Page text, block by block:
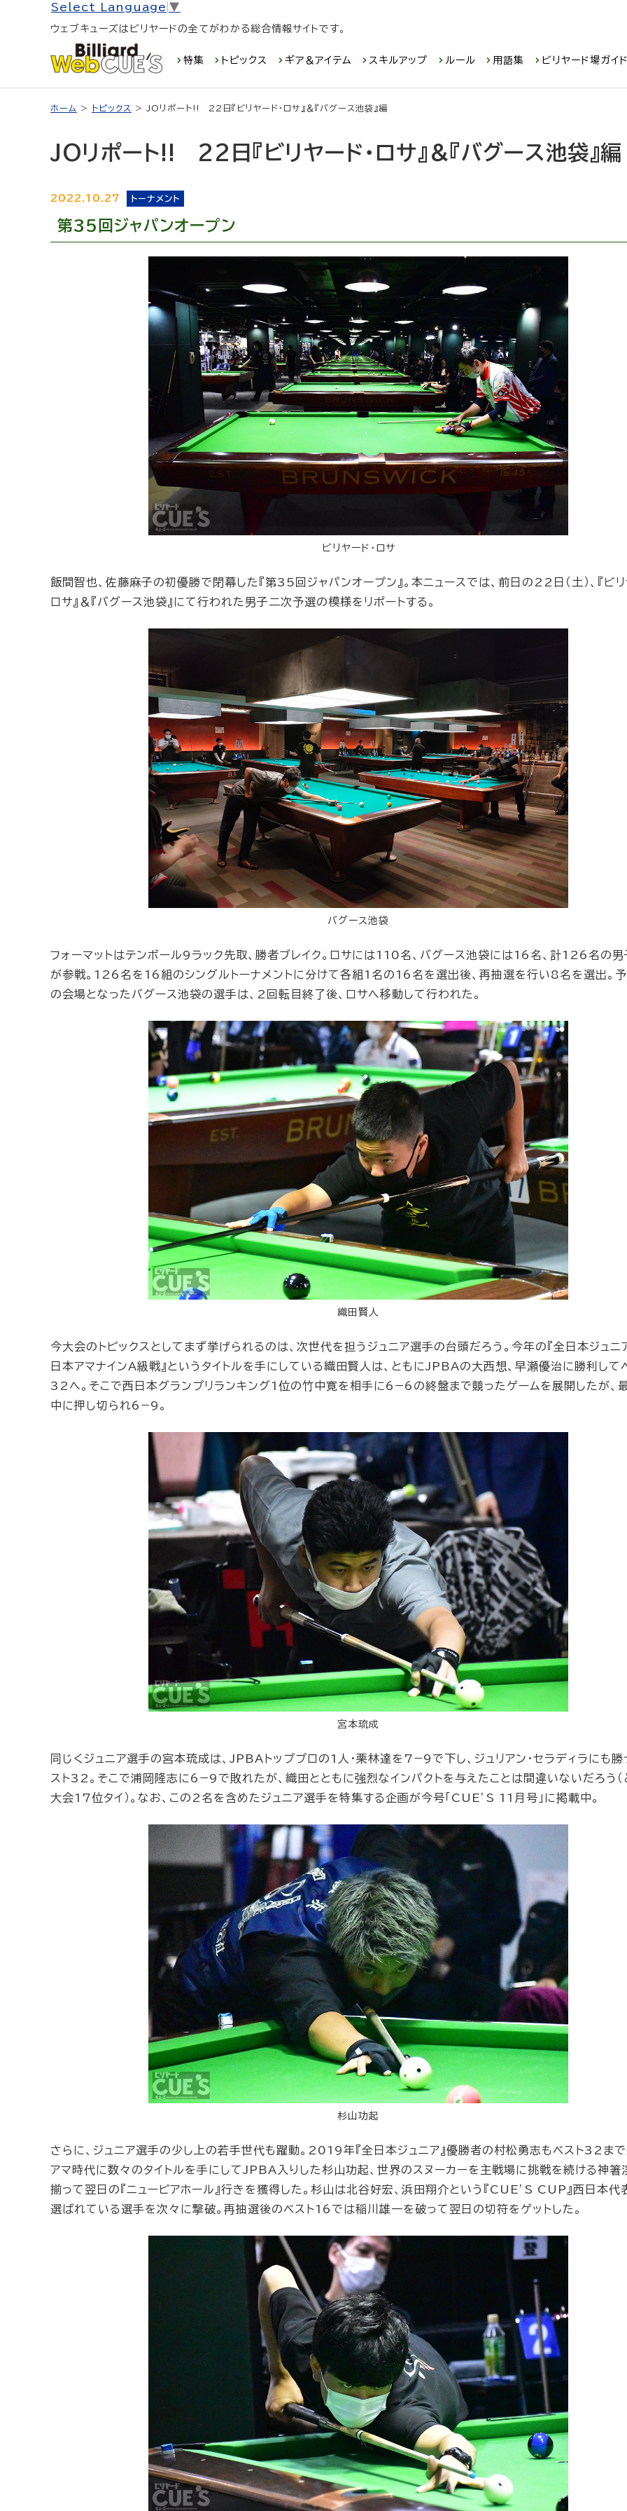
Select Language ▼
ウェブキューズはビリヤードの全てがわかる総合情報サイトです。
特集 トピックス ギア＆アイテム スキルアップ ルール 用語集 ビリヤード場ガイド
ホーム > トピックス > JOリポート!! 22日『ビリヤード・ロサ』＆『バグース池袋』編
JOリポート!! 22日『ビリヤード・ロサ』＆『バグース池袋』編
2022.10.27 トーナメント
第35回ジャパンオープン
ビリヤード・ロサ
飯間智也、佐藤麻子の初優勝で閉幕した『第35回ジャパンオープン』。本ニュースでは、前日の22日（土）、『ビリ
ロサ』＆『バグース池袋』にて行われた男子二次予選の模様をリポートする。
バグース池袋
フォーマットはテンボール9ラック先取、勝者ブレイク。ロサには110名、バグース池袋には16名、計126名の
が参戦。126名を16組のシングルトーナメントに分けて各組1名の16名を選出後、再抽選を行い8名を選出。
の会場となったバグース池袋の選手は、2回転目終了後、ロサへ移動して行われた。
織田賢人
今大会のトピックスとしてまず挙げられるのは、次世代を担うジュニア選手の台頭だろう。今年の『全日本ジュニア
日本アマナインA級戦』というタイトルを手にしている織田賢人は、ともにJPBAの大西想、早瀬優治に勝利して
32へ。そこで西日本グランプリランキング1位の竹中寛を相手に6−6の終盤まで競ったゲームを展開したが、
中に押し切られ6−9。
宮本琉成
同じくジュニア選手の宮本琉成は、JPBAトッププロの1人・栗林達を7−9で下し、ジュリアン・セラディラにも勝
スト32。そこで浦岡隆志に6−9で敗れたが、織田とともに強烈なインパクトを与えたことは間違いないだろう（
大会17位タイ）。なお、この2名を含めたジュニア選手を特集する企画が今号「CUE’S 11月号」に掲載中。
杉山功起
さらに、ジュニア選手の少し上の若手世代も躍動。2019年『全日本ジュニア』優勝者の村松勇志もベスト32まで
アマ時代に数々のタイトルを手にしてJPBA入りした杉山功起、世界のスヌーカーを主戦場に挑戦を続ける神箸
揃って翌日の『ニューピアホール』行きを獲得した。杉山は北谷好宏、浜田翔介という『CUE’S CUP』西日本代
選ばれている選手を次々に撃破。再抽選後のベスト16では稲川雄一を破って翌日の切符をゲットした。